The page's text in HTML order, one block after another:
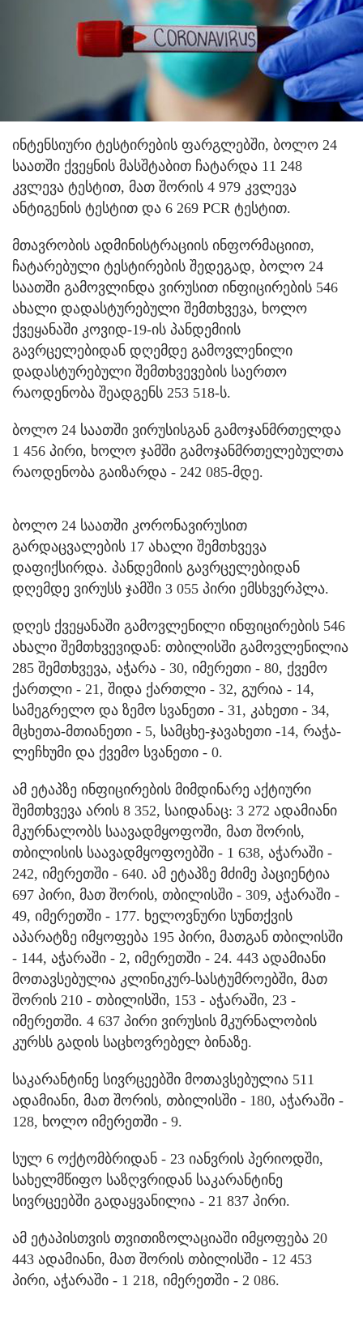
ინტენსიური ტესტირების ფარგლებში, ბოლო 24
საათში ქვეყნის მასშტაბით ჩატარდა 11 248
კვლევა ტესტით, მათ შორის 4 979 კვლევა
ანტიგენის ტესტით და 6 269 PCR ტესტით.
მთავრობის ადმინისტრაციის ინფორმაციით,
ჩატარებული ტესტირების შედეგად, ბოლო 24
საათში გამოვლინდა ვირუსით ინფიცირების 546
ახალი დადასტურებული შემთხვევა, ხოლო
ქვეყანაში კოვიდ-19-ის პანდემიის
გავრცელებიდან დღემდე გამოვლენილი
დადასტურებული შემთხვევების საერთო
რაოდენობა შეადგენს 253 518-ს.
ბოლო 24 საათში ვირუსისგან გამოჯანმრთელდა
1 456 პირი, ხოლო ჯამში გამოჯანმრთელებულთა
რაოდენობა გაიზარდა - 242 085-მდე.
ბოლო 24 საათში კორონავირუსით
გარდაცვალების 17 ახალი შემთხვევა
დაფიქსირდა. პანდემიის გავრცელებიდან
დღემდე ვირუსს ჯამში 3 055 პირი ემსხვერპლა.
დღეს ქვეყანაში გამოვლენილი ინფიცირების 546
ახალი შემთხვევიდან: თბილისში გამოვლენილია
285 შემთხვევა, აჭარა - 30, იმერეთი - 80, ქვემო
ქართლი - 21, შიდა ქართლი - 32, გურია - 14,
სამეგრელო და ზემო სვანეთი - 31, კახეთი - 34,
მცხეთა-მთიანეთი - 5, სამცხე-ჯავახეთი -14, რაჭა-
ლეჩხუმი და ქვემო სვანეთი - 0.
ამ ეტაპზე ინფიცირების მიმდინარე აქტიური
შემთხვევა არის 8 352, საიდანაც: 3 272 ადამიანი
მკურნალობს საავადმყოფოში, მათ შორის,
თბილისის საავადმყოფოებში - 1 638, აჭარაში -
242, იმერეთში - 640. ამ ეტაპზე მძიმე პაციენტია
697 პირი, მათ შორის, თბილისში - 309, აჭარაში -
49, იმერეთში - 177. ხელოვნური სუნთქვის
აპარატზე იმყოფება 195 პირი, მათგან თბილისში
- 144, აჭარაში - 2, იმერეთში - 24. 443 ადამიანი
მოთავსებულია კლინიკურ-სასტუმროებში, მათ
შორის 210 - თბილისში, 153 - აჭარაში, 23 -
იმერეთში. 4 637 პირი ვირუსის მკურნალობის
კურსს გადის საცხოვრებელ ბინაზე.
საკარანტინე სივრცეებში მოთავსებულია 511
ადამიანი, მათ შორის, თბილისში - 180, აჭარაში -
128, ხოლო იმერეთში - 9.
სულ 6 ოქტომბრიდან - 23 იანვრის პერიოდში,
სახელმწიფო საზღვრიდან საკარანტინე
სივრცეებში გადაყვანილია - 21 837 პირი.
ამ ეტაპისთვის თვითიზოლაციაში იმყოფება 20
443 ადამიანი, მათ შორის თბილისში - 12 453
პირი, აჭარაში - 1 218, იმერეთში - 2 086.